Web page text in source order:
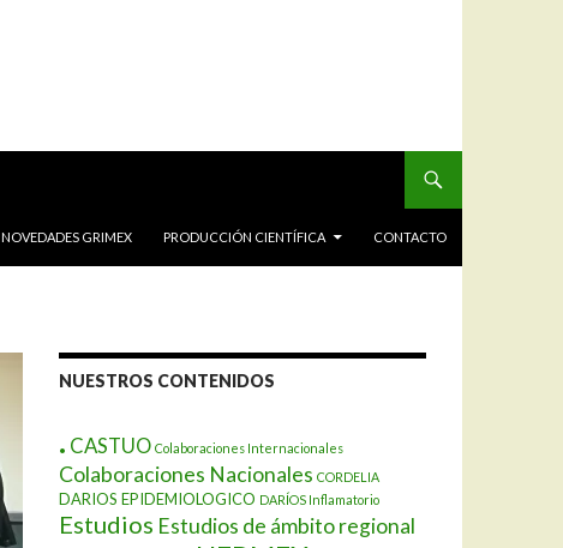
NOVEDADES GRIMEX PRODUCCIÓN CIENTÍFICA CONTACTO
NUESTROS CONTENIDOS
. CASTUO Colaboraciones Internacionales
Colaboraciones Nacionales CORDELIA
DARIOS EPIDEMIOLOGICO DARÍOS Inflamatorio
Estudios Estudios de ámbito regional